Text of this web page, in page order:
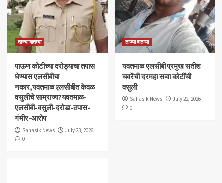
ताज्या बातम्या
पाऊण कोटीच्या दरोड्याचा तपास
घेण्यास एलसीबीचा
नकार,यवतमाळ एलसीबीत केवळ
वसुलीचे साम्राज्य?यवतमाळ-
एलसीबी-वसुली-दरोडा-तपास-
गंभीर-आरोप
Sahasik News
July 23, 2026
0
ताज्या बातम्या
यवतमाळ एलसीबी प्रमुख सतीश
चवरेंची दरमहा सव्वा कोटींची
वसुली
Sahasik News
July 22, 2026
0